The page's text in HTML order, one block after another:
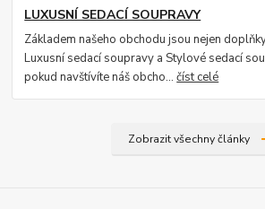
LUXUSNÍ SEDACÍ SOUPRAVY
Základem našeho obchodu jsou nejen
Luxusní sedací soupravy a Stylové sedací
pokud navštívíte náš obcho...číst celé
Zobrazit všechny články